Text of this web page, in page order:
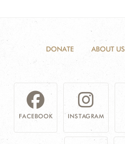
DONATE ABOUT US
FACEBOOK INSTAGRAM